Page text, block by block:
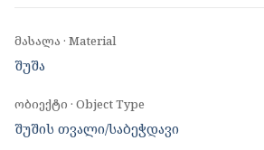
მასალა · Material
შუშა
ობიექტი · Object Type
შუშის თვალი/საბეჭდავი